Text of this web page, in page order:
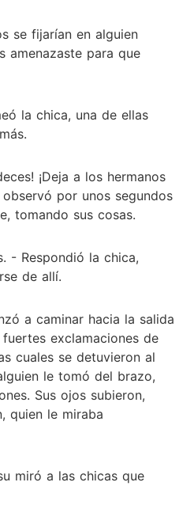
se fijarían en alguien
amenazaste para que
la chica, una de ellas
¡Deja a los hermanos
por unos segundos
tomando sus cosas.
- Respondió la chica,
de allí.
a caminar hacia la salida
exclamaciones de
cuales se detuvieron al
le tomó del brazo,
Sus ojos subieron,
quien le miraba
miró a las chicas que